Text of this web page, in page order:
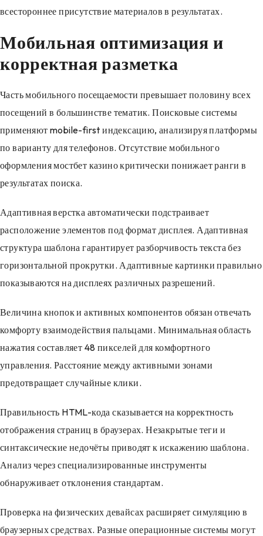
всестороннее присутствие материалов в результатах.
Мобильная оптимизация и
корректная разметка
Часть мобильного посещаемости превышает половину всех
посещений в большинстве тематик. Поисковые системы
применяют mobile-first индексацию, анализируя платформы
по варианту для телефонов. Отсутствие мобильного
оформления мостбет казино критически понижает ранги в
результатах поиска.
Адаптивная верстка автоматически подстраивает
расположение элементов под формат дисплея. Адаптивная
структура шаблона гарантирует разборчивость текста без
горизонтальной прокрутки. Адаптивные картинки правильно
показываются на дисплеях различных разрешений.
Величина кнопок и активных компонентов обязан отвечать
комфорту взаимодействия пальцами. Минимальная область
нажатия составляет 48 пикселей для комфортного
управления. Расстояние между активными зонами
предотвращает случайные клики.
Правильность HTML-кода сказывается на корректность
отображения страниц в браузерах. Незакрытые теги и
синтаксические недочёты приводят к искажению шаблона.
Анализ через специализированные инструменты
обнаруживает отклонения стандартам.
Проверка на физических девайсах расширяет симуляцию в
браузерных средствах. Разные операционные системы могут